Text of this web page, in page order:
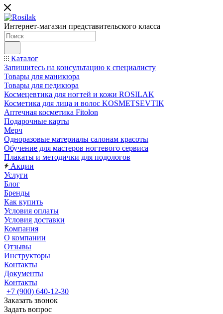
Интернет-магазин представительского класса
Каталог
Запишитесь на консультацию к специалисту
Товары для маникюра
Товары для педикюра
Космецевтика для ногтей и кожи ROSILAK
Косметика для лица и волос KOSMETSEVTIK
Аптечная косметика Fitolon
Подарочные карты
Мерч
Одноразовые материалы салонам красоты
Обучение для мастеров ногтевого сервиса
Плакаты и методички для подологов
Акции
Услуги
Блог
Бренды
Как купить
Условия оплаты
Условия доставки
Компания
О компании
Отзывы
Инструкторы
Контакты
Документы
Контакты
+7 (900) 640-12-30
Заказать звонок
Задать вопрос